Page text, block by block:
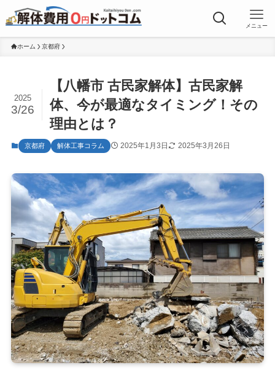
メニュー
ホーム 京都府
【八幡市 古民家解体】古民家解
体、今が最適なタイミング！その
理由とは？
2025
3/26
京都府 解体工事コラム 2025年1月3日 2025年3月26日